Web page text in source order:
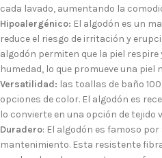
cada lavado, aumentando la
Hipoalergénico: El algodón es un
reduce el riesgo de irritación y
algodón permiten que la piel
humedad, lo que promueve una piel
Versatilidad: las toallas de baño
opciones de color. El algodón es
lo convierte en una opción de tejido
Duradero: El algodón es famoso
mantenimiento. Esta resistente